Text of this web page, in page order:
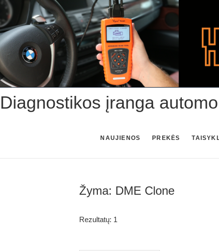
Skip
to
content
Diagnostikos įranga
NAUJIENOS PREKĖS
Žyma: DME Clone
Rezultatų: 1